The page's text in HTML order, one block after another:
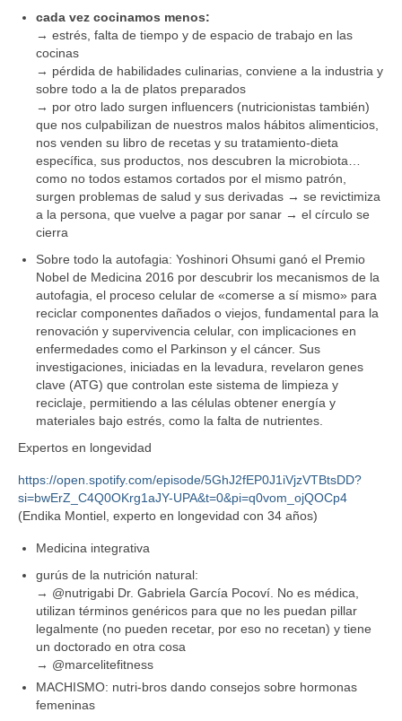
cada vez cocinamos menos:
→ estrés, falta de tiempo y de espacio de trabajo en las
cocinas
→ pérdida de habilidades culinarias, conviene a la industria y
sobre todo a la de platos preparados
→ por otro lado surgen influencers (nutricionistas también)
que nos culpabilizan de nuestros malos hábitos alimenticios,
nos venden su libro de recetas y su tratamiento-dieta
específica, sus productos, nos descubren la microbiota…
como no todos estamos cortados por el mismo patrón,
surgen problemas de salud y sus derivadas → se revictimiza
a la persona, que vuelve a pagar por sanar → el círculo se
cierra
Sobre todo la autofagia: Yoshinori Ohsumi ganó el Premio
Nobel de Medicina 2016 por descubrir los mecanismos de la
autofagia, el proceso celular de «comerse a sí mismo» para
reciclar componentes dañados o viejos, fundamental para la
renovación y supervivencia celular, con implicaciones en
enfermedades como el Parkinson y el cáncer. Sus
investigaciones, iniciadas en la levadura, revelaron genes
clave (ATG) que controlan este sistema de limpieza y
reciclaje, permitiendo a las células obtener energía y
materiales bajo estrés, como la falta de nutrientes.
Expertos en longevidad
https://open.spotify.com/episode/5GhJ2fEP0J1iVjzVTBtsDD?
si=bwErZ_C4Q0OKrg1aJY-UPA&t=0&pi=q0vom_ojQOCp4
(Endika Montiel, experto en longevidad con 34 años)
Medicina integrativa
gurús de la nutrición natural:
→ @nutrigabi Dr. Gabriela García Pocoví. No es médica,
utilizan términos genéricos para que no les puedan pillar
legalmente (no pueden recetar, por eso no recetan) y tiene
un doctorado en otra cosa
→ @marcelitefitness
MACHISMO: nutri-bros dando consejos sobre hormonas
femeninas